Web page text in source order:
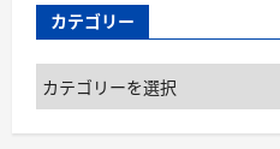
カテゴリー
カ
ゴ